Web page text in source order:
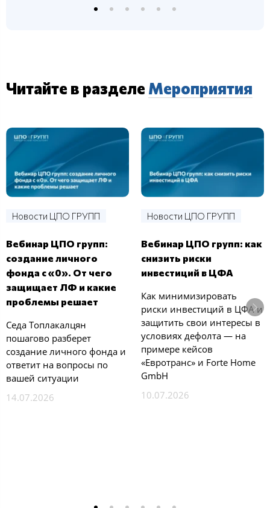
Читайте в разделе Мероприятия
Новости ЦПО ГРУПП
Вебинар ЦПО групп:
создание личного
фонда с «0». От чего
защищает ЛФ и какие
проблемы решает
Седа Топлакалцян
пошагово разберет
создание личного фонда и
ответит на вопросы по
вашей ситуации
14.07.2026
Новости ЦПО ГРУПП
Вебинар ЦПО групп: как
снизить риски
инвестиций в ЦФА
Как минимизировать
риски инвестиций в ЦФА и
защитить свои интересы в
условиях дефолта — на
примере кейсов
«Евротранс» и Forte Home
GmbH
10.07.2026